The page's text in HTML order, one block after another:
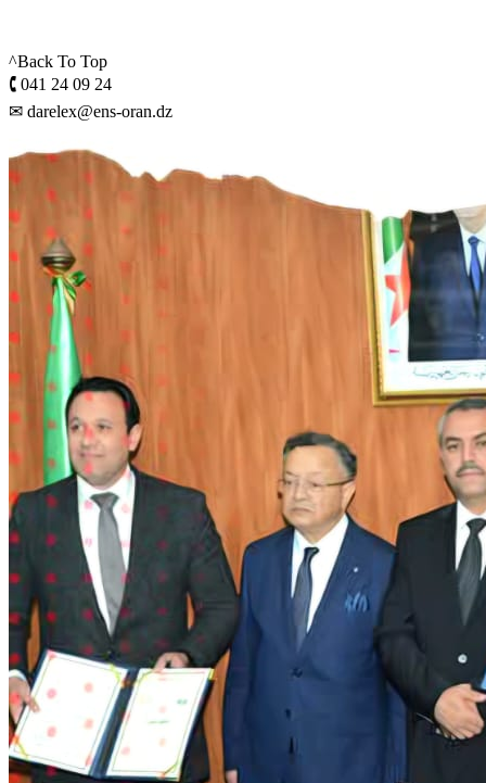
^Back To Top
🕻 041 24 09 24
✉ darelex@ens-oran.dz